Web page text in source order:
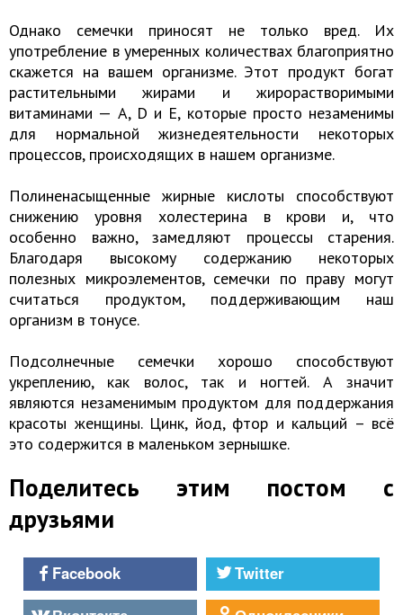
Однако семечки приносят не только вред. Их
употребление в умеренных количествах благоприятно
скажется на вашем организме. Этот продукт богат
растительными жирами и жирорастворимыми
витаминами — А, D и Е, которые просто незаменимы
для нормальной жизнедеятельности некоторых
процессов, происходящих в нашем организме.
Полиненасыщенные жирные кислоты способствуют
снижению уровня холестерина в крови и, что
особенно важно, замедляют процессы старения.
Благодаря высокому содержанию некоторых
полезных микроэлементов, семечки по праву могут
считаться продуктом, поддерживающим наш
организм в тонусе.
Подсолнечные семечки хорошо способствуют
укреплению, как волос, так и ногтей. А значит
являются незаменимым продуктом для поддержания
красоты женщины. Цинк, йод, фтор и кальций – всё
это содержится в маленьком зернышке.
Поделитесь этим постом с
друзьями
Facebook
Twitter